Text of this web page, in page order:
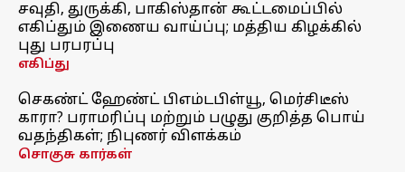
சவுதி, துருக்கி, பாகிஸ்தான் கூட்டமைப்பில்
எகிப்தும் இணைய வாய்ப்பு; மத்திய கிழக்கில்
புது பரபரப்பு
எகிப்து
செகண்ட் ஹேண்ட் பிஎம்டபிள்யூ, மெர்சிடீஸ்
காரா? பராமரிப்பு மற்றும் பழுது குறித்த பொய்
வதந்திகள்; நிபுணர் விளக்கம்
சொகுசு கார்கள்